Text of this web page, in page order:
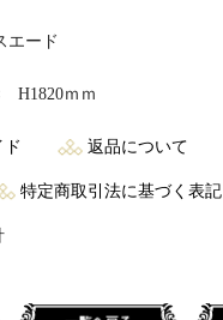
エード
H1820ｍｍ
返品について
特定商取引法に基づく表記